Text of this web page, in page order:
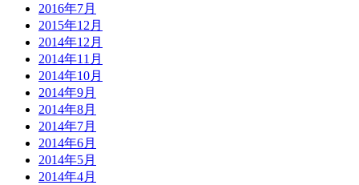
2016年7月
2015年12月
2014年12月
2014年11月
2014年10月
2014年9月
2014年8月
2014年7月
2014年6月
2014年5月
2014年4月